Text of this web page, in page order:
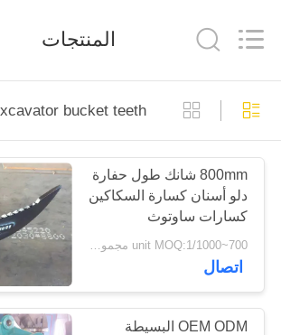
مسكن
منتجات
أشرطة
فيديو
معلومات
Co.,
Ltd..
Reserved.
المنتجات
bucket teeth
800mm شانك طول حفارة
دلو أسنان كسارة السكاكين
كسارات ساوتوث
700~1000/unit MOQ:1 مجموعة
اتصال
OEM ODM البسيطة